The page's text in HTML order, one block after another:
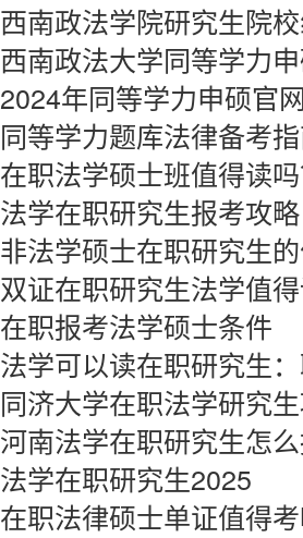
西南政法学院研究生院
西南政法大学同等学力
2024年同等学力申硕官
同等学力题库法律备考
在职法学硕士班值得读
法学在职研究生报考攻略
非法学硕士在职研究生
双证在职研究生法学值得
在职报考法学硕士条件
法学可以读在职研究生
同济大学在职法学研究生
河南法学在职研究生怎
法学在职研究生2025
在职法律硕士单证值得考